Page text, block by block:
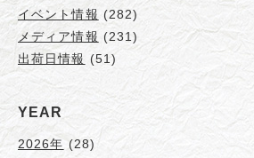
イベント情報 (282)
メディア情報 (231)
出荷日情報 (51)
YEAR
2026年 (28)